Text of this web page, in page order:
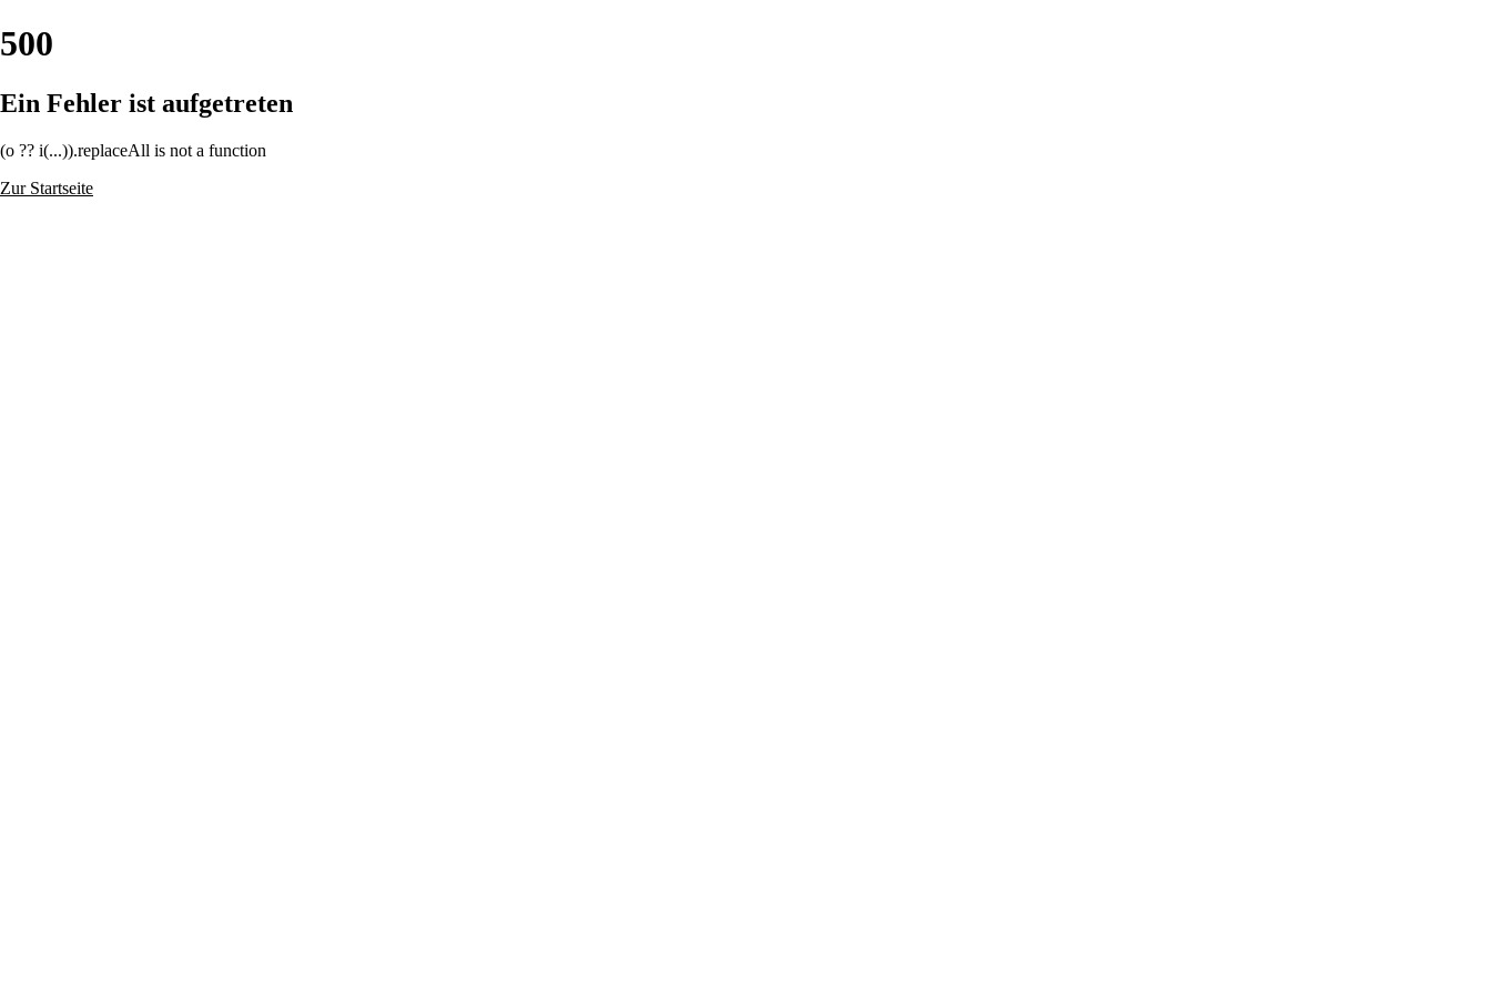
500
Ein Fehler ist aufgetreten
(o ?? i(...)).replaceAll is not a function
Zur Startseite